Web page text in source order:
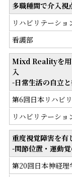
多職種間で介入視
リハビリテーシ
看護部
Mixd Realityを用
入
-日常生活の自立
第6回日本リハビ
リハビリテーショ
重度視覚障害を有
-関節位置・運動
第20回日本神経